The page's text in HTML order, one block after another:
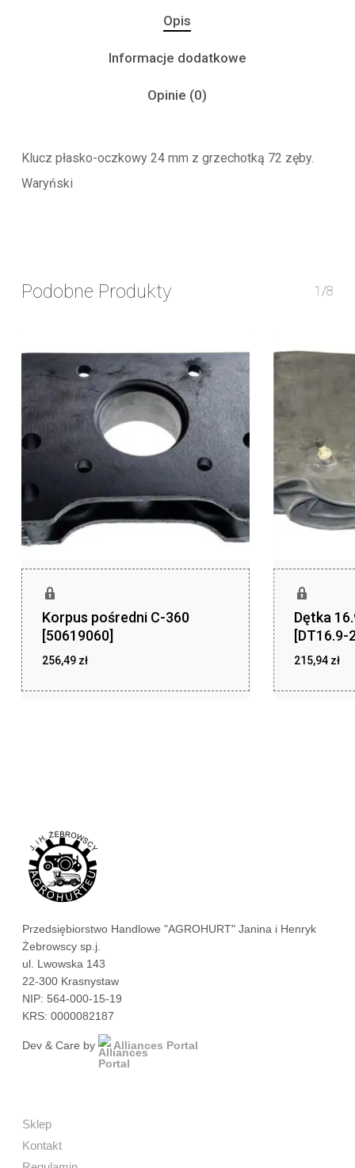
Opis
Informacje dodatkowe
Opinie (0)
Klucz płasko-oczkowy 24 mm z grzechotką 72 zęby.
Waryński
Podobne Produkty 1/8
Korpus pośredni C-360
[50619060]
256,49 zł
Dętka
[DT16.9-
215,94 zł
Przedsiębiorstwo Handlowe "AGROHURT" Janina i Henryk
Żebrowscy sp.j.
ul. Lwowska 143
22-300 Krasnystaw
NIP: 564-000-15-19
KRS: 0000082187
Dev & Care by Alliances Portal
Sklep
Kontakt